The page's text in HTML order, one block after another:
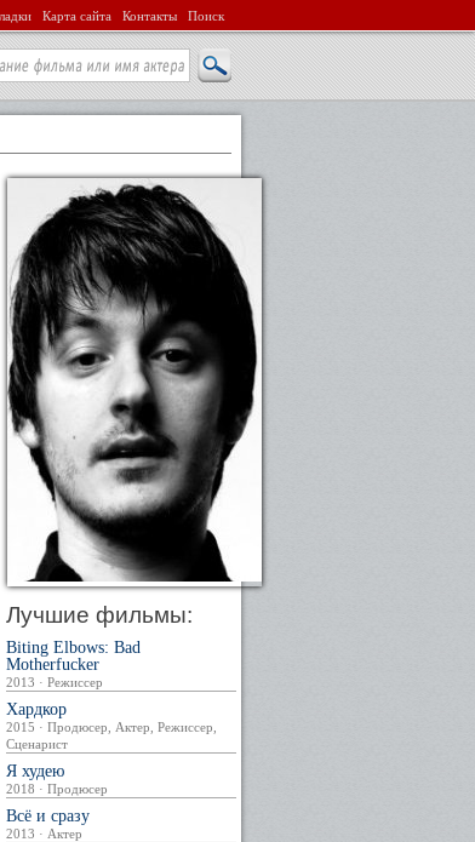
Карта сайта Контакты Поиск
Лучшие фильмы:
Biting Elbows: Bad
Motherfucker
2013 · Режиссер
Хардкор
2015 · Продюсер, Актер, Режиссер,
Сценарист
Я худею
2018 · Продюсер
Всё и сразу
2013 · Актер